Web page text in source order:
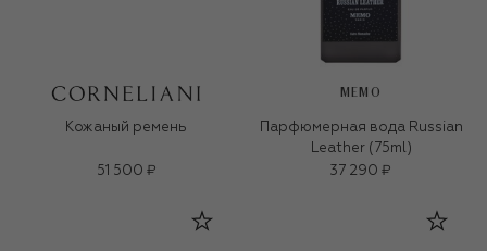
Кожаный ремень
51 500 ₽
MEMO
Парфюмерная вода Russian
Leather (75ml)
37 290 ₽